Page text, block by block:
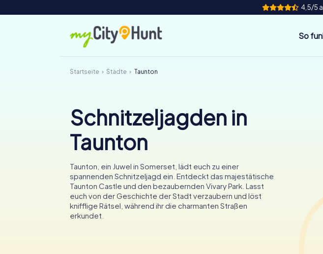
4,5/5
So
Startseite Städte Taunton
Schnitzeljagden in
Taunton
Taunton, ein Juwel in Somerset, lädt euch zu einer
spannenden Schnitzeljagd ein. Entdeckt das majestätische
Taunton Castle und den bezaubernden Vivary Park. Lasst
euch von der Geschichte der Stadt verzaubern und löst
knifflige Rätsel, während ihr die charmanten Straßen
erkundet.